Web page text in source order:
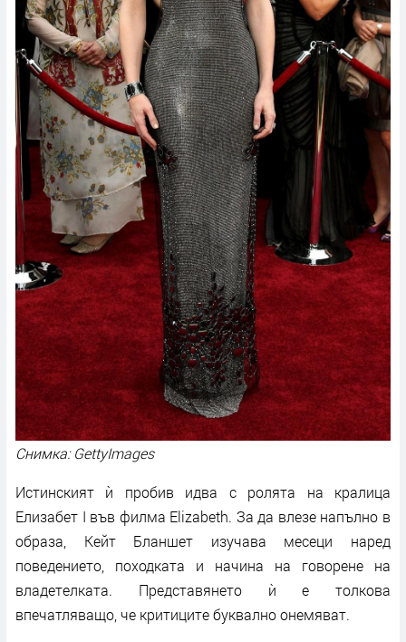
Снимка: GettyImages
Истинският ѝ пробив идва с ролята на кралица
Елизабет I във филма Elizabeth. За да влезе напълно в
образа, Кейт Бланшет изучава месеци наред
поведението, походката и начина на говорене на
владетелката. Представянето ѝ е толкова
впечатляващо, че критиците буквално онемяват.